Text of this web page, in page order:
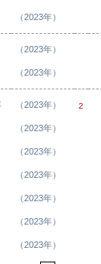
（2023年）
（2023年）
（2023年）
（2023年） 2
（2023年）
（2023年）
（2023年）
（2023年）
（2023年）
（2023年）